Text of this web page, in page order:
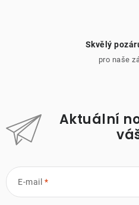
Skvělý
pro naše
Aktuální
E-mail